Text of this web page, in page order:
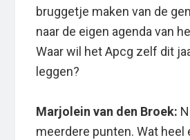
bruggetje maken van de
naar de eigen agenda van
Waar wil het Apcg zelf dit
leggen?
Marjolein van den Broek:
meerdere punten. Wat heel